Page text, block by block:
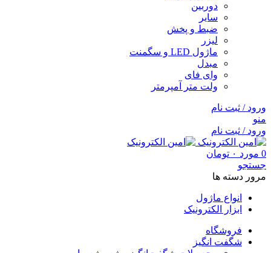
دوربین
سایر
ضبط و پخش
لیزر
ماژول LED و سگمنت
مبدل
وای فای
ولت متر آمپرمتر
ورود / ثبت نام
منو
ورود / ثبت نام
0 مورد ۰ تومان
جستجو
مرور دسته ها
انواع ماژول
ابزار الکترونیک
فروشگاه
شگفت انگیز